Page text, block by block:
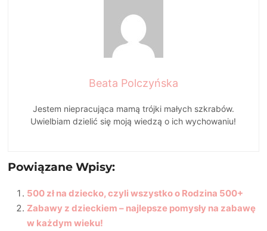
Beata Polczyńska
Jestem niepracująca mamą trójki małych szkrabów.
Uwielbiam dzielić się moją wiedzą o ich wychowaniu!
Powiązane Wpisy:
500 zł na dziecko, czyli wszystko o Rodzina 500+
Zabawy z dzieckiem – najlepsze pomysły na zabawę
w każdym wieku!